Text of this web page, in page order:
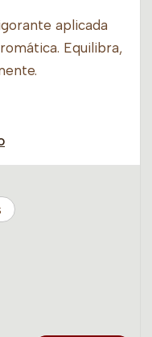
aplicada
Equilibra,